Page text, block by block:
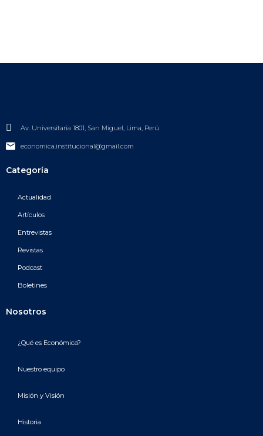
Av. Universitaria 1801, San Miguel, Lima, Perú
economica.institucional@gmail.com
Categoría
Actualidad
Artículos
Entrevistas
Revistas
Podcast
Boletines
Nosotros
¿Qué es Económica?
Nuestro equipo
Misión y Visión
Historia